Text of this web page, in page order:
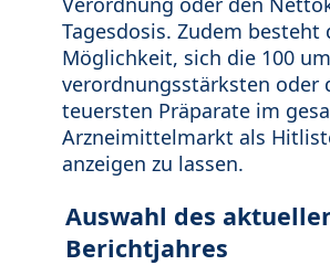
Tagesdosis. Zudem besteht
Möglichkeit, sich die 100
verordnungsstärksten oder
teuersten Präparate im
Arzneimittelmarkt als
anzeigen zu lassen.
Auswahl des
Berichtjahres